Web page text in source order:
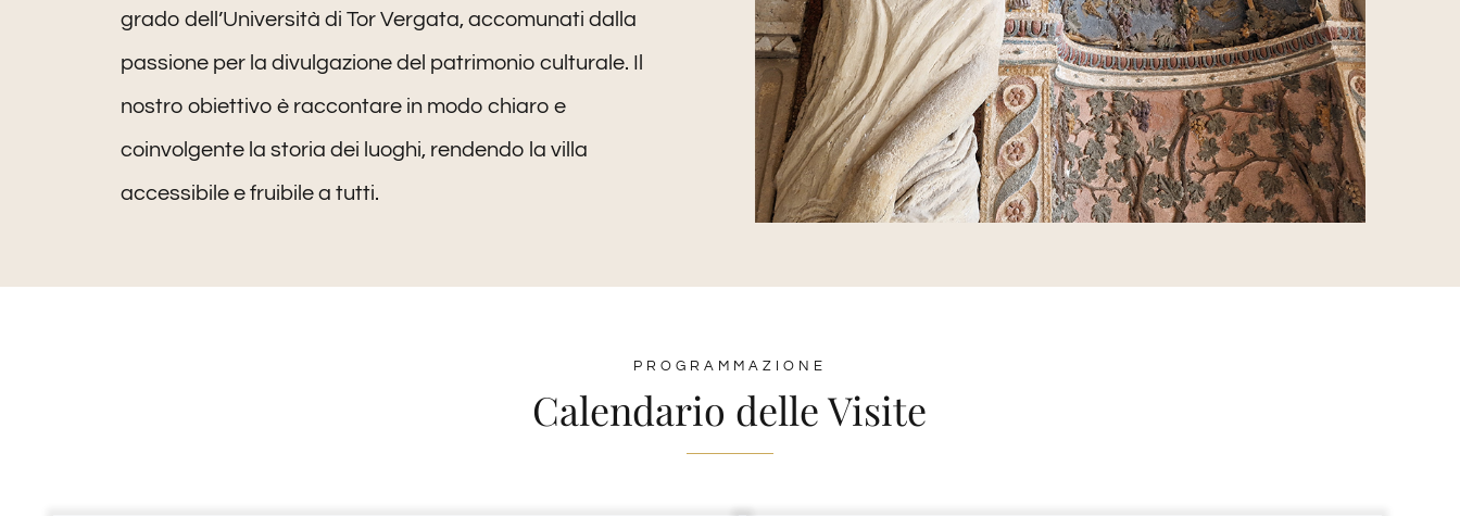
grado dell’Università di Tor Vergata, accomunati dalla
passione per la divulgazione del patrimonio culturale. Il
nostro obiettivo è raccontare in modo chiaro e
coinvolgente la storia dei luoghi, rendendo la villa
accessibile e fruibile a tutti.
PROGRAMMAZIONE
Calendario delle Visite